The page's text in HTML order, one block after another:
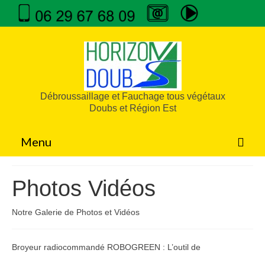
Débroussaillage et Fauchage tous végétaux
Doubs et Région Est
Menu
Forte Pente
Espaces Naturels
Photos Vidéos
Notre Galerie de Photos et Vidéos
Broyeur radiocommandé ROBOGREEN : L’outil de